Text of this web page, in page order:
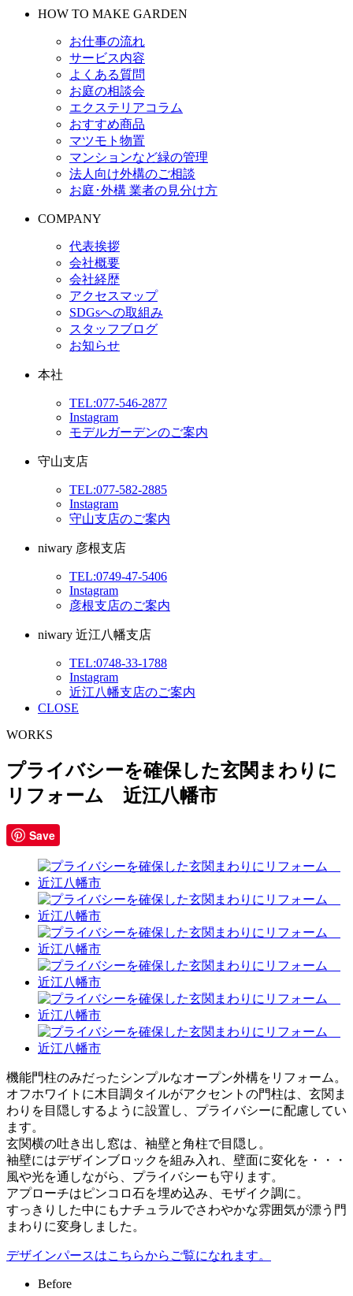
HOW TO MAKE GARDEN
お仕事の流れ
サービス内容
よくある質問
お庭の相談会
エクステリアコラム
おすすめ商品
マツモト物置
マンションなど緑の管理
法人向け外構のご相談
お庭･外構 業者の見分け方
COMPANY
代表挨拶
会社概要
会社経歴
アクセスマップ
SDGsへの取組み
スタッフブログ
お知らせ
本社
TEL:077-546-2877
Instagram
モデルガーデンのご案内
守山支店
TEL:077-582-2885
Instagram
守山支店のご案内
niwary 彦根支店
TEL:0749-47-5406
Instagram
彦根支店のご案内
niwary 近江八幡支店
TEL:0748-33-1788
Instagram
近江八幡支店のご案内
CLOSE
WORKS
プライバシーを確保した玄関まわりに
リフォーム 近江八幡市
Save
機能門柱のみだったシンプルなオープン外構をリフォーム。
オフホワイトに木目調タイルがアクセントの門柱は、玄関ま
わりを目隠しするように設置し、プライバシーに配慮してい
ます。
玄関横の吐き出し窓は、袖壁と角柱で目隠し。
袖壁にはデザインブロックを組み入れ、壁面に変化を・・・
風や光を通しながら、プライバシーも守ります。
アプローチはピンコロ石を埋め込み、モザイク調に。
すっきりした中にもナチュラルでさわやかな雰囲気が漂う門
まわりに変身しました。
デザインパースはこちらからご覧になれます。
Before